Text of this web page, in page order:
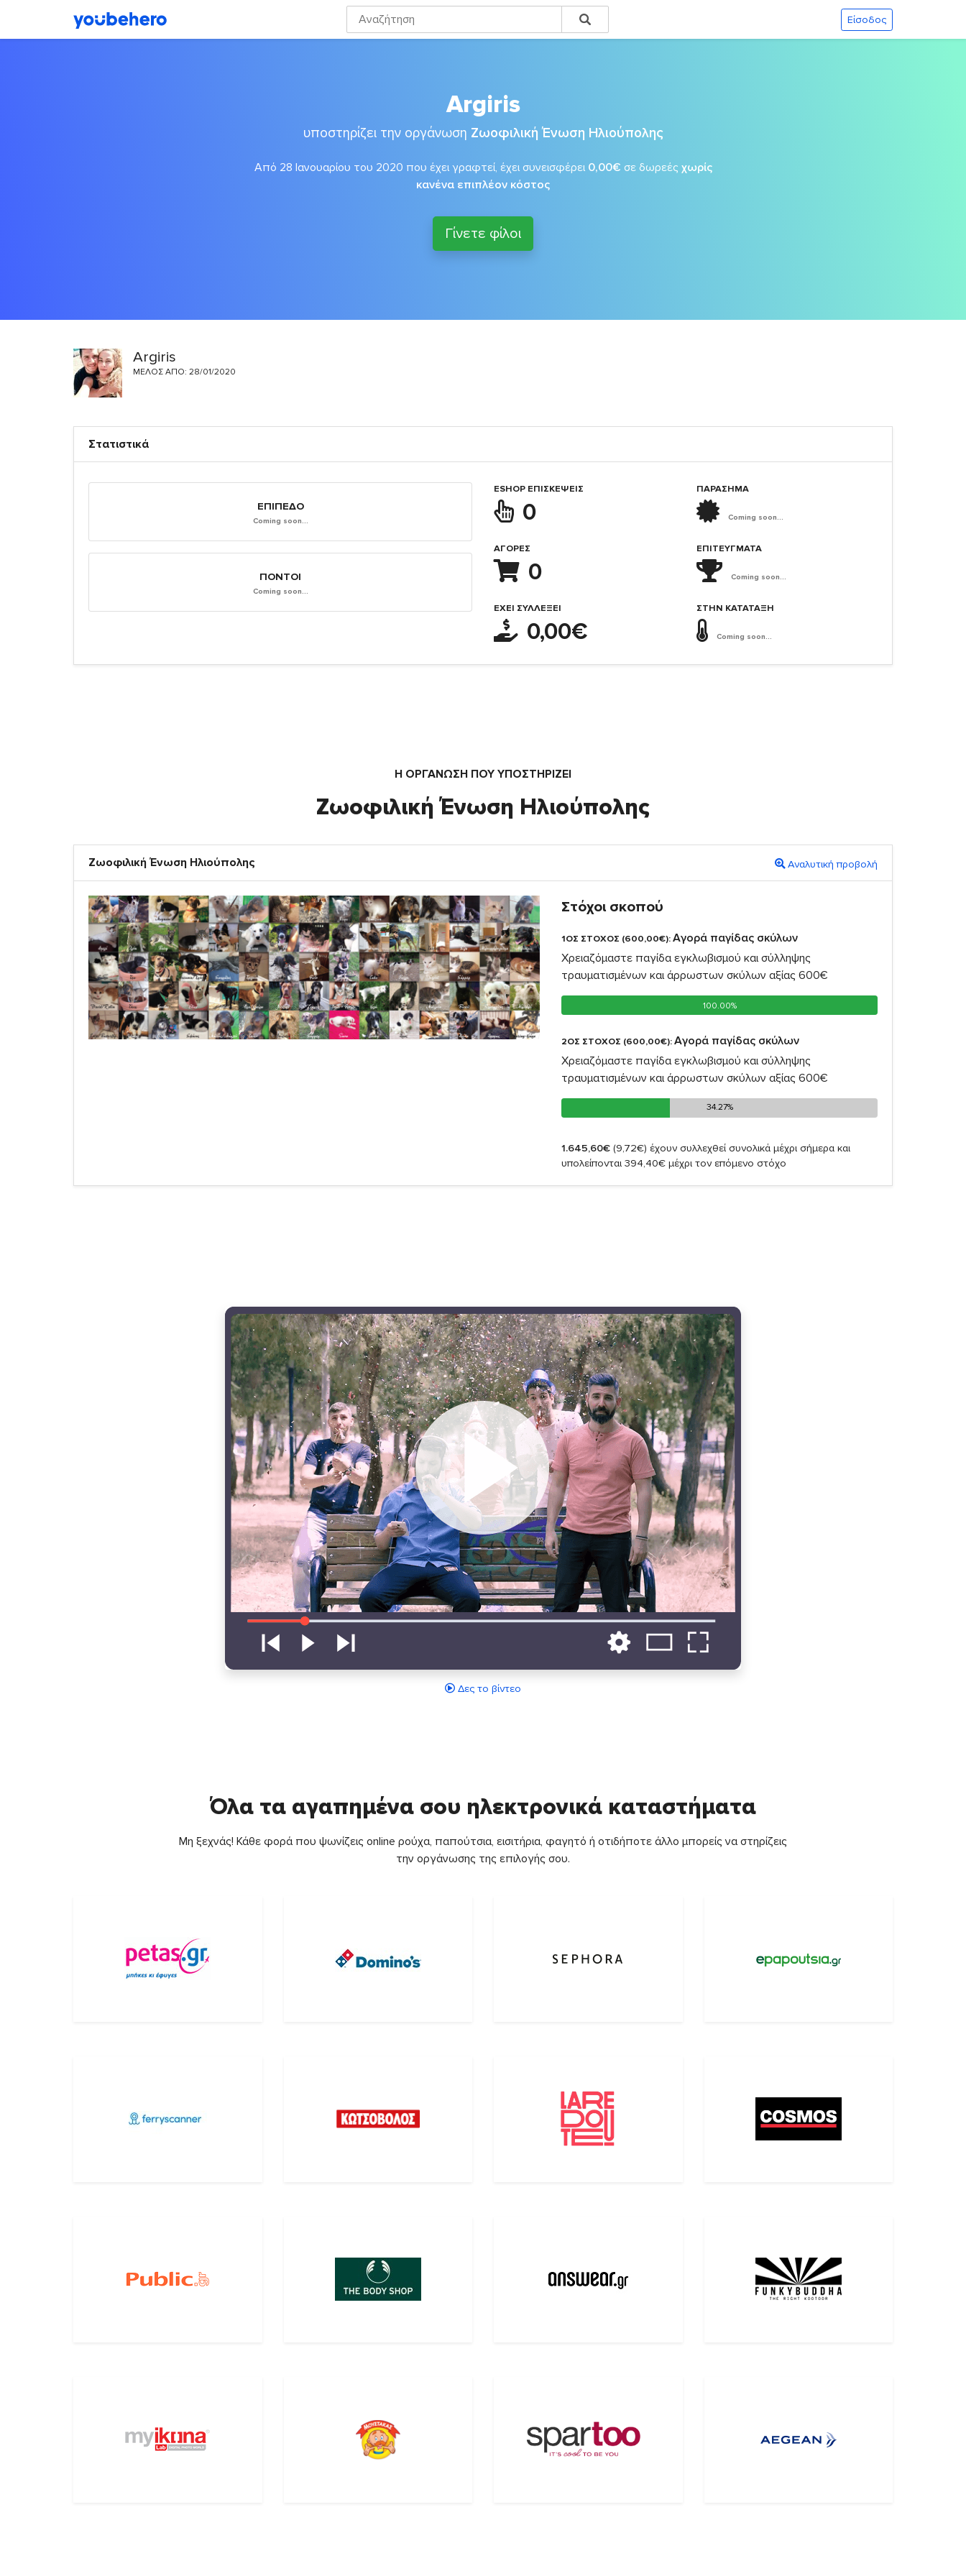
Είσοδος
Argiris
υποστηρίζει την οργάνωση Ζωοφιλική Ένωση Ηλιούπολης
Από 28 Ιανουαρίου του 2020 που έχει γραφτεί, έχει συνεισφέρει 0,00€ σε δωρεές χωρίς
κανένα επιπλέον κόστος
Γίνετε φίλοι
Argiris
ΜΈΛΟΣ ΑΠΌ: 28/01/2020
Στατιστικά
ΕΠΊΠΕΔΟ
Coming soon...
ΠΌΝΤΟΙ
Coming soon...
ESHOP ΕΠΙΣΚΈΨΕΙΣ
0
ΑΓΟΡΈΣ
0
ΈΧΕΙ ΣΥΛΛΈΞΕΙ
0,00€
ΠΑΡΑΣΗΜΑ
Coming soon...
ΕΠΙΤΕΎΓΜΑΤΑ
Coming soon...
ΣΤΗΝ ΚΑΤΆΤΑΞΗ
Coming soon...
Η ΟΡΓΆΝΩΣΗ ΠΟΥ ΥΠΟΣΤΗΡΙΖΕΙ
Ζωοφιλική Ένωση Ηλιούπολης
Ζωοφιλική Ένωση Ηλιούπολης Αναλυτική προβολή
Στόχοι σκοπού
1ΟΣ ΣΤΟΧΟΣ (600,00€):Αγορά παγίδας σκύλων
Χρειαζόμαστε παγίδα εγκλωβισμού και σύλληψης
τραυματισμένων και άρρωστων σκύλων αξίας 600€
100.00%
100.00%
2ΟΣ ΣΤΟΧΟΣ (600,00€):Αγορά παγίδας σκύλων
Χρειαζόμαστε παγίδα εγκλωβισμού και σύλληψης
τραυματισμένων και άρρωστων σκύλων αξίας 600€
34.27%
34.27%
1.645,60€ (9,72€) έχουν συλλεχθεί συνολικά μέχρι σήμερα και
υπολείπονται 394,40€ μέχρι τον επόμενο στόχο
Δες το βίντεο
Όλα τα αγαπημένα σου ηλεκτρονικά καταστήματα
Μη ξεχνάς! Κάθε φορά που ψωνίζεις online ρούχα, παπούτσια, εισιτήρια, φαγητό ή οτιδήποτε άλλο μπορείς να στηρίζεις
την οργάνωσης της επιλογής σου.